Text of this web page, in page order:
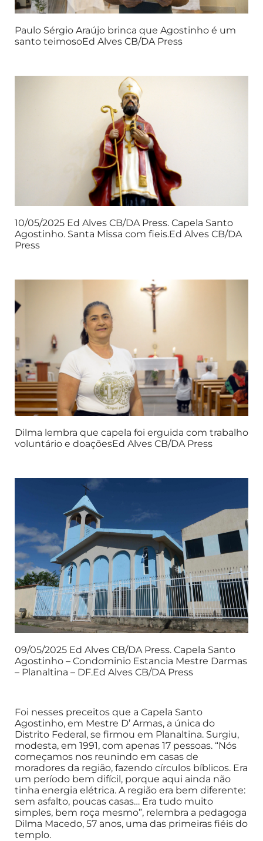
Paulo Sérgio Araújo brinca que Agostinho é um
santo teimosoEd Alves CB/DA Press
10/05/2025 Ed Alves CB/DA Press. Capela Santo
Agostinho. Santa Missa com fieis.Ed Alves CB/DA
Press
Dilma lembra que capela foi erguida com trabalho
voluntário e doaçõesEd Alves CB/DA Press
09/05/2025 Ed Alves CB/DA Press. Capela Santo
Agostinho – Condominio Estancia Mestre Darmas
– Planaltina – DF.Ed Alves CB/DA Press
Foi nesses preceitos que a Capela Santo
Agostinho, em Mestre D’ Armas, a única do
Distrito Federal, se firmou em Planaltina. Surgiu,
modesta, em 1991, com apenas 17 pessoas. “Nós
começamos nos reunindo em casas de
moradores da região, fazendo círculos bíblicos. Era
um período bem difícil, porque aqui ainda não
tinha energia elétrica. A região era bem diferente:
sem asfalto, poucas casas… Era tudo muito
simples, bem roça mesmo”, relembra a pedagoga
Dilma Macedo, 57 anos, uma das primeiras fiéis do
templo.